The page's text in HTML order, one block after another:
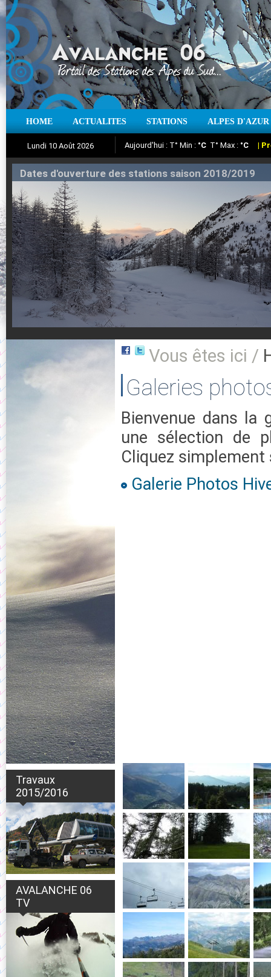
HOME ACTUALITES STATIONS ALPES D'AZUR
Lundi 10 Août 2026
Aujourd'hui : T° Min :°CT° Max :°C |
Iso à 0° :mNeige sur 12 heures :cm
Suivez en direct l'actualité des stations
Travaux
2015/2016
AVALANCHE 06
TV
Vous êtes ici /
Galeries
Bienvenue dans la
une sélection de
Cliquez
Galerie Photos